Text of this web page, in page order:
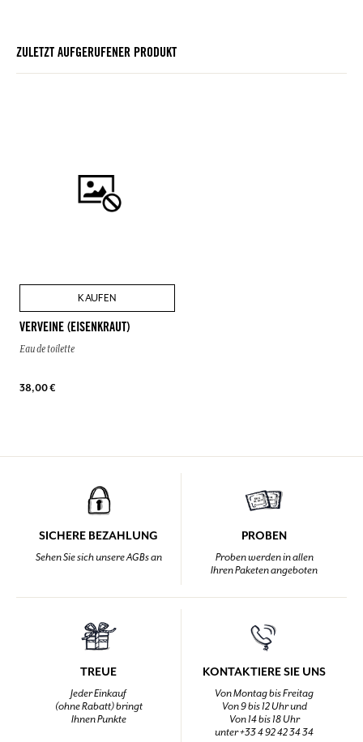
ZULETZT AUFGERUFENER PRODUKT
KAUFEN
VERVEINE (EISENKRAUT)
Eau de toilette
38,00 €
SICHERE BEZAHLUNG
Sehen Sie sich unsere AGBs an
PROBEN
Proben werden in allen
Ihren Paketen angeboten
TREUE
Jeder Einkauf
(ohne Rabatt) bringt
Ihnen Punkte
KONTAKTIERE SIE UNS
Von Montag bis Freitag
Von 9 bis 12 Uhr und
Von 14 bis 18 Uhr
unter +33 4 92 42 34 34